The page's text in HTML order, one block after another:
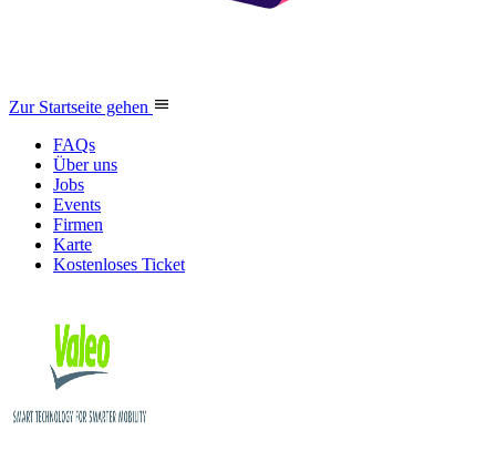
Zur Startseite gehen
FAQs
Über uns
Jobs
Events
Firmen
Karte
Kostenloses Ticket